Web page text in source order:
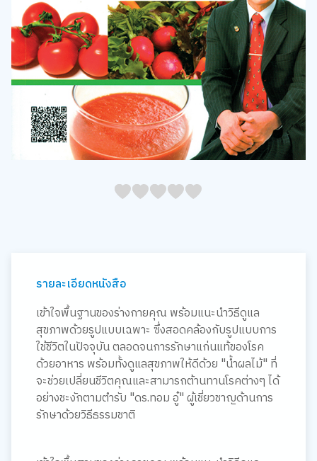
45
4
35
3
25
2
15
1
05
รายละเอียดหนังสือ
เข้าใจพื้นฐานของร่างกายคุณ พร้อมแนะนำวิธีดูแล
สุขภาพด้วยรูปแบบเฉพาะ ซึ่งสอดคล้องกับรูปแบบการ
ใช้ชีวิตในปัจจุบัน ตลอดจนการรักษาแก่นแท้ของโรค
ด้วยอาหาร พร้อมทั้งดูแลสุขภาพให้ดีด้วย "น้ำผลไม้" ที่
จะช่วยเปลี่ยนชีวิตคุณและสามารถต้านทานโรคต่างๆ ได้
อย่างชะงักตามตำรับ "ดร.ทอม อู๋" ผู้เชี่ยวชาญด้านการ
รักษาด้วยวิธีธรรมชาติ